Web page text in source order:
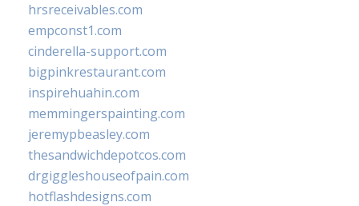
hrsreceivables.com
empconst1.com
cinderella-support.com
bigpinkrestaurant.com
inspirehuahin.com
memmingerspainting.com
jeremypbeasley.com
thesandwichdepotcos.com
drgiggleshouseofpain.com
hotflashdesigns.com